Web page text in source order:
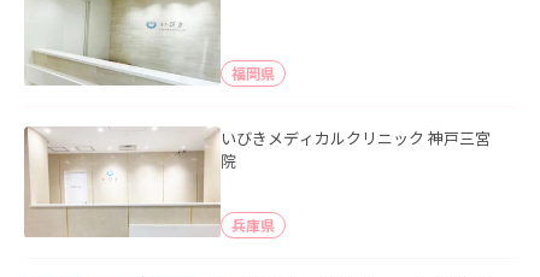
福岡県
いびきメディカルクリニック 神戸三宮
院
兵庫県